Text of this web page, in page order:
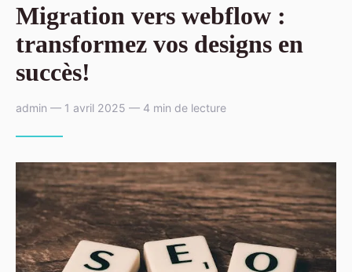
Migration vers webflow :
transformez vos designs en
succès!
admin — 1 avril 2025 — 4 min de lecture